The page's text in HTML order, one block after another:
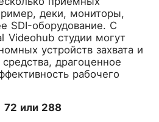
деки, мониторы,
SDI-оборудование. С
Videohub студии могут
устройств захвата и
драгоценное
рабочего
72 или 288